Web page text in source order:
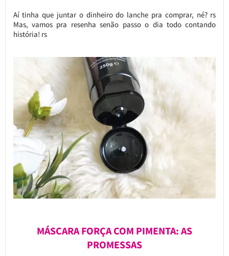
Aí tinha que juntar o dinheiro do lanche pra comprar, né? rs
Mas, vamos pra resenha senão passo o dia todo contando
história! rs
MÁSCARA FORÇA COM PIMENTA: AS
PROMESSAS